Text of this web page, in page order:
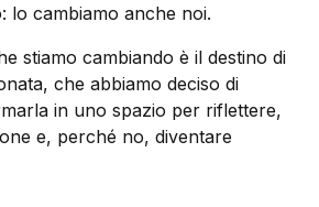
lo cambiamo anche noi.
stiamo cambiando è il destino di
che abbiamo deciso di
in uno spazio per riflettere,
e, perché no, diventare